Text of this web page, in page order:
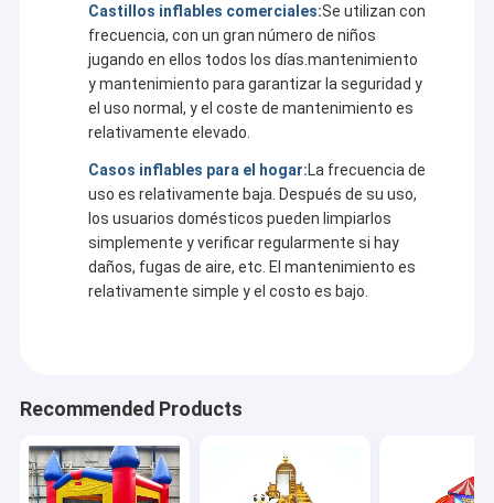
Los niños de rocking cabalgan
Castillos inflables comerciales:Se utilizan con
frecuencia, con un gran número de niños
jugando en ellos todos los días.mantenimiento
y mantenimiento para garantizar la seguridad y
el uso normal, y el coste de mantenimiento es
relativamente elevado.
Casos inflables para el hogar:La frecuencia de
uso es relativamente baja. Después de su uso,
los usuarios domésticos pueden limpiarlos
simplemente y verificar regularmente si hay
daños, fugas de aire, etc. El mantenimiento es
relativamente simple y el costo es bajo.
Recommended Products
- Entrega rápida para cumplir con su cronograma sin retrasos.
- Precios asequibles para disfrutar de productos de alta calidad
sin costes adicionales.
- Servicio posventa completo: su equipo resuelve rápidamente
cualquier problema durante el uso, dándole tranquilidad.